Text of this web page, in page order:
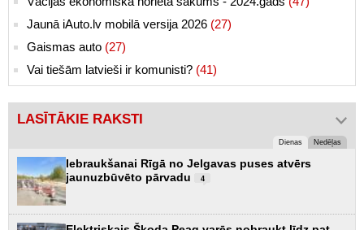
Jaunā iAuto.lv mobilā versija 2026 (27)
Gaismas auto (27)
Vai tiešām latvieši ir komunisti? (41)
LASĪTĀKIE RAKSTI
Dienas Nedēļas
Iebraukšanai Rīgā no Jelgavas puses atvērs
jaunuzbūvēto pārvadu
4